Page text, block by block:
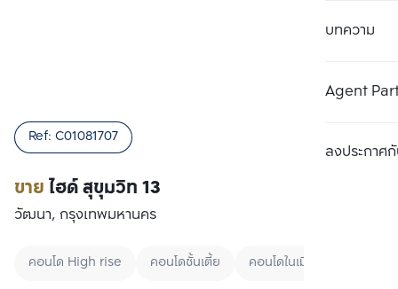
บทความ
Agent
ลงประกาศกั
ขายไฮด์ สุขุมวิท 13
Ref: C01081707
วัฒนา, กรุงเทพมหานคร
คอนโด High rise คอนโดชั้นเตี้ย คอนโดในเมือง